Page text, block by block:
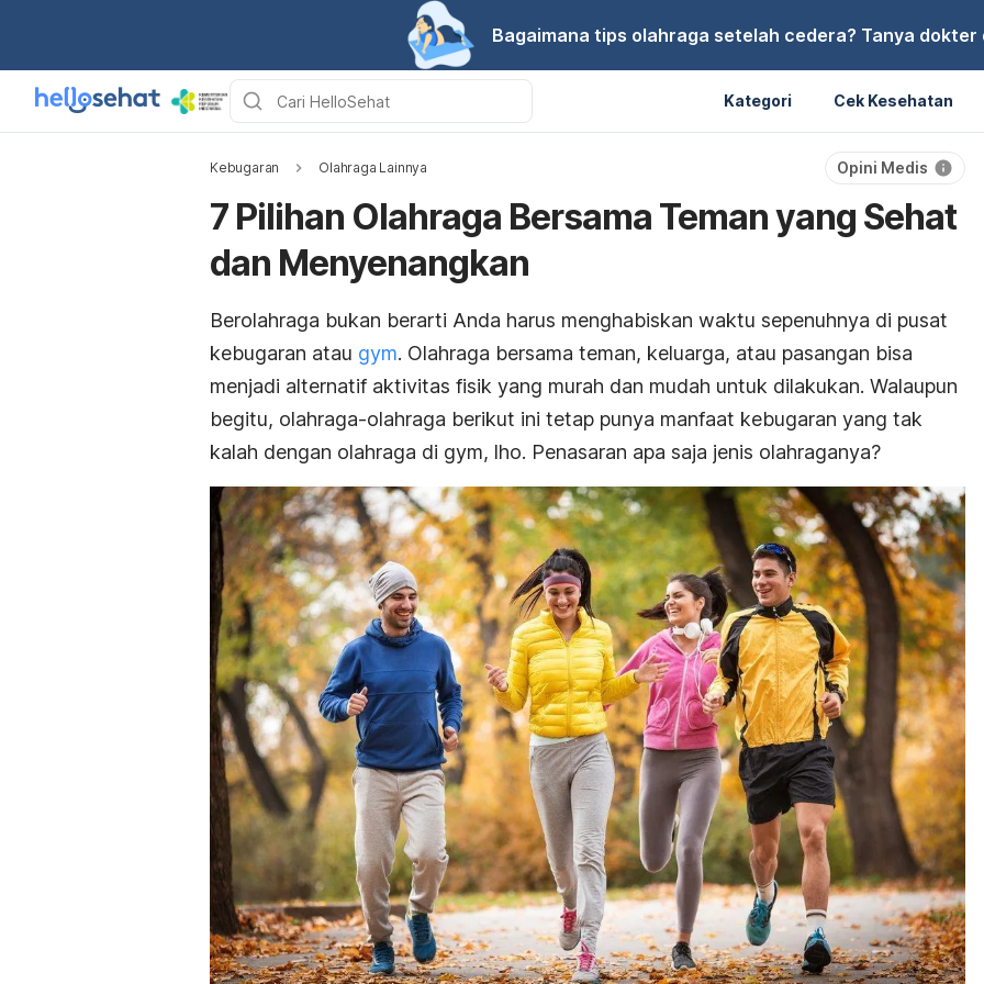
Bagaimana tips olahraga setelah cedera? Tanya dokter
Kategori Cek Kesehatan
Kebugaran Olahraga Lainnya Opini Medis
7 Pilihan Olahraga Bersama Teman yang Sehat
dan Menyenangkan
Berolahraga bukan berarti Anda harus menghabiskan waktu sepenuhnya di pusat
kebugaran atau gym. Olahraga bersama teman, keluarga, atau pasangan bisa
menjadi alternatif aktivitas fisik yang murah dan mudah untuk dilakukan. Walaupun
begitu, olahraga-olahraga berikut ini tetap punya manfaat kebugaran yang tak
kalah dengan olahraga di gym, lho. Penasaran apa saja jenis olahraganya?